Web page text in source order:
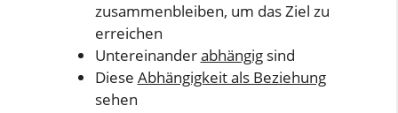
zusammenbleiben, um das Ziel zu
erreichen
Untereinanderabhängigsind
Diese Abhängigkeit als Beziehung
sehen